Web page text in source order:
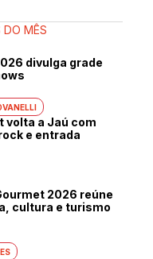
DO MÊS
divulga grade
volta a Jaú com
e entrada
2026 reúne
cultura e turismo